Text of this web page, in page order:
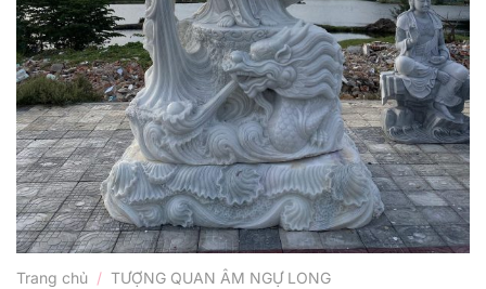
Trang chủ / TƯỢNG QUAN ÂM NGỰ LONG